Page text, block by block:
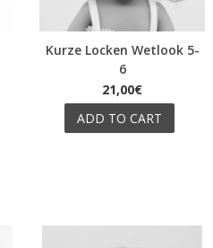
Quick view
Kurze Locken Wetlook 5-
6
21,00€
ADD TO CART